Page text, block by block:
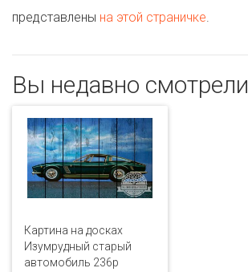
представлены на этой страничке.
Вы недавно смотрели
Картина на досках
Изумрудный старый
автомобиль 236p